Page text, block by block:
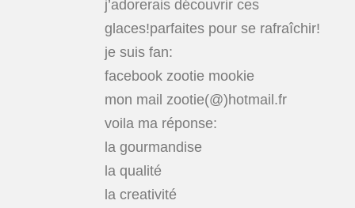
j’adorerais découvrir ces
glaces!parfaites pour se rafraîchir!
je suis fan:
facebook zootie mookie
mon mail zootie(@)hotmail.fr
voila ma réponse:
la gourmandise
la qualité
la creativité